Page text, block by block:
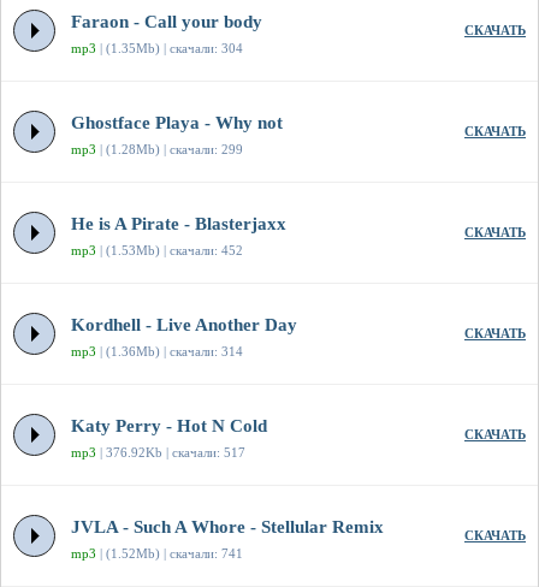
Faraon - Call your body
mp3 | (1.35Mb) | скачали: 304
СКАЧАТЬ
Ghostface Playa - Why not
mp3 | (1.28Mb) | скачали: 299
СКАЧАТЬ
He is A Pirate - Blasterjaxx
mp3 | (1.53Mb) | скачали: 452
СКАЧАТЬ
Kordhell - Live Another Day
mp3 | (1.36Mb) | скачали: 314
СКАЧАТЬ
Katy Perry - Hot N Cold
mp3 | 376.92Kb | скачали: 517
СКАЧАТЬ
JVLA - Such A Whore - Stellular Remix
mp3 | (1.52Mb) | скачали: 741
СКАЧАТЬ